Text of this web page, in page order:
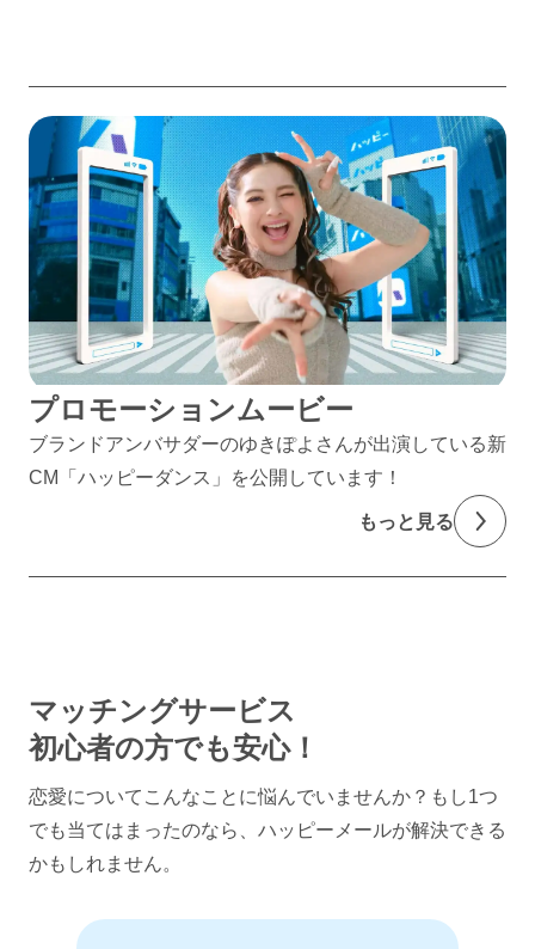
プロモーションムービー
ブランドアンバサダーのゆきぽよさんが出演している新
CM「ハッピーダンス」を公開しています！
もっと見る
マッチングサービス
初心者の方でも安心！
恋愛についてこんなことに悩んでいませんか？ もし1つ
でも当てはまったのなら、ハッピーメールが解決できる
かもしれません。